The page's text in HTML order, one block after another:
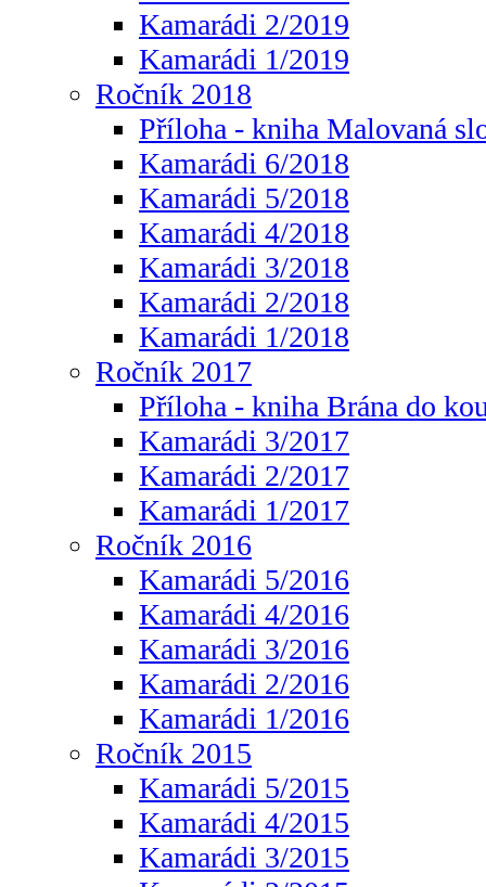
Kamarádi 2/2019
Kamarádi 1/2019
Ročník 2018
Příloha - kniha Malovaná
Kamarádi 6/2018
Kamarádi 5/2018
Kamarádi 4/2018
Kamarádi 3/2018
Kamarádi 2/2018
Kamarádi 1/2018
Ročník 2017
Příloha - kniha Brána do
Kamarádi 3/2017
Kamarádi 2/2017
Kamarádi 1/2017
Ročník 2016
Kamarádi 5/2016
Kamarádi 4/2016
Kamarádi 3/2016
Kamarádi 2/2016
Kamarádi 1/2016
Ročník 2015
Kamarádi 5/2015
Kamarádi 4/2015
Kamarádi 3/2015